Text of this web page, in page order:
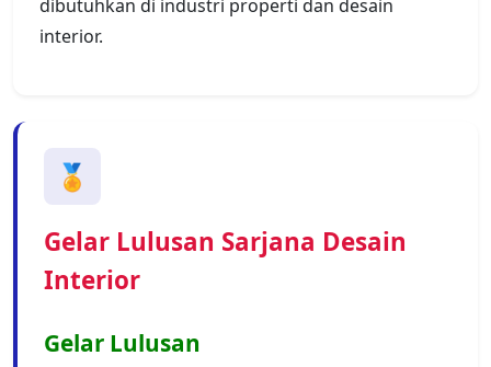
dibutuhkan di industri properti dan desain
interior.
🏅
Gelar Lulusan Sarjana Desain
Interior
Gelar Lulusan